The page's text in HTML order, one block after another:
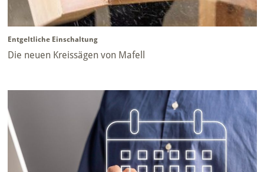
Entgeltliche Einschaltung
Die neuen Kreissägen von Mafell